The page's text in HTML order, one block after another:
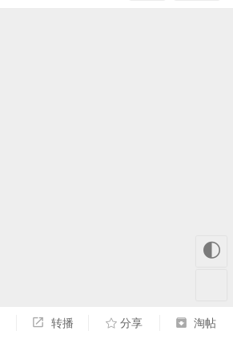
🌓
转播 分享 淘帖